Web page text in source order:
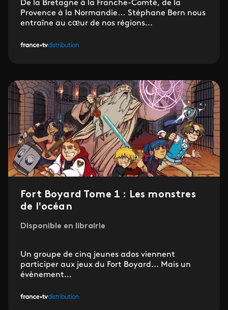
De la Bretagne à la Franche-Comté, de la
Provence à la Normandie… Stéphane Bern nous
entraîne au cœur de nos régions...
Fort Boyard Tome 1 : Les monstres
de l'océan
Disponible en librairie
Un groupe de cinq jeunes ados viennent
participer aux jeux du Fort Boyard... Mais un
évènement...